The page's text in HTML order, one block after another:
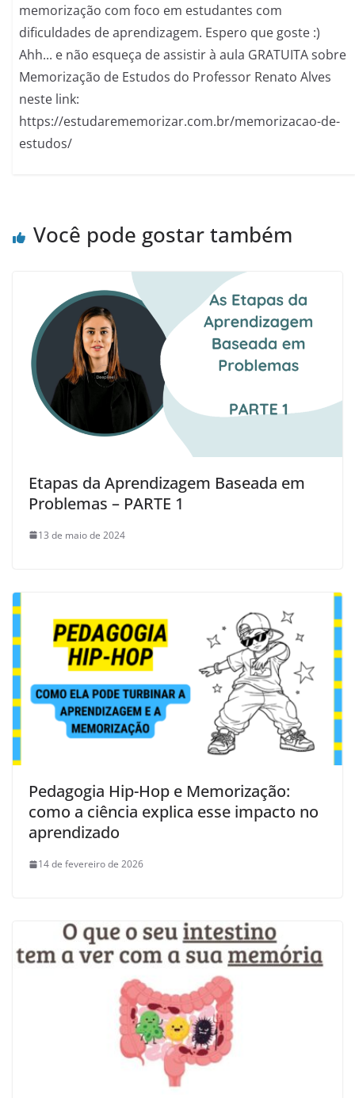
memorização com foco em estudantes com
dificuldades de aprendizagem. Espero que goste :)
Ahh... e não esqueça de assistir à aula GRATUITA sobre
Memorização de Estudos do Professor Renato Alves
neste link:
https://estudarememorizar.com.br/memorizacao-de-
estudos/
Você pode gostar também
Etapas da Aprendizagem Baseada em
Problemas – PARTE 1
13 de maio de 2024
Pedagogia Hip-Hop e Memorização:
como a ciência explica esse impacto no
aprendizado
14 de fevereiro de 2026